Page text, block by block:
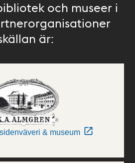
och museer i
är:
& museum